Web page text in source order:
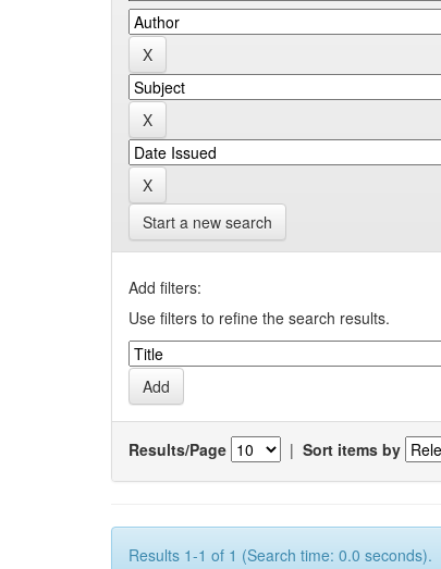
Start a new search
Add filters:
Use filters to refine the search results.
Results/Page | Sort items by
Results 1-1 of 1 (Search time: 0.0 seconds).